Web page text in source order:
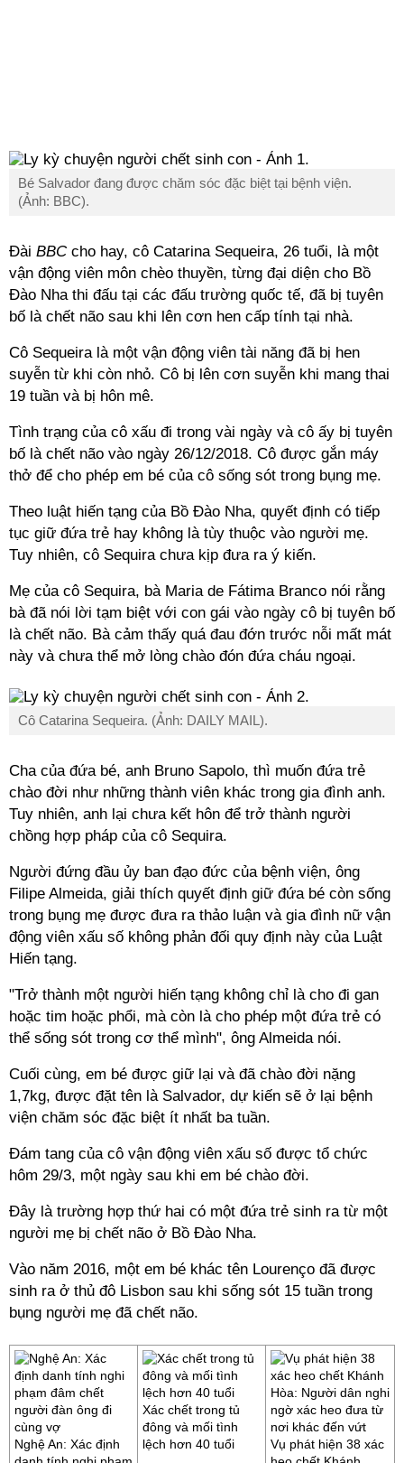
Bé Salvador đang được chăm sóc đặc biệt tại bệnh viện.
(Ảnh: BBC).
Đài BBCcho hay, cô Catarina Sequeira, 26 tuổi, là một
vận động viên môn chèo thuyền, từng đại diện cho Bồ
Đào Nha thi đấu tại các đấu trường quốc tế, đã bị tuyên
bố là chết não sau khi lên cơn hen cấp tính tại nhà.
Cô Sequeira là một vận động viên tài năng đã bị hen
suyễn từ khi còn nhỏ. Cô bị lên cơn suyễn khi mang thai
19 tuần và bị hôn mê.
Tình trạng của cô xấu đi trong vài ngày và cô ấy bị tuyên
bố là chết não vào ngày 26/12/2018. Cô được gắn máy
thở để cho phép em bé của cô sống sót trong bụng mẹ.
Theo luật hiến tạng của Bồ Đào Nha, quyết định có tiếp
tục giữ đứa trẻ hay không là tùy thuộc vào người mẹ.
Tuy nhiên, cô Sequira chưa kịp đưa ra ý kiến.
Mẹ của cô Sequira, bà Maria de Fátima Branco nói rằng
bà đã nói lời tạm biệt với con gái vào ngày cô bị tuyên bố
là chết não. Bà cảm thấy quá đau đớn trước nỗi mất mát
này và chưa thể mở lòng chào đón đứa cháu ngoại.
Cô Catarina Sequeira. (Ảnh: DAILY MAIL).
Cha của đứa bé, anh Bruno Sapolo, thì muốn đứa trẻ
chào đời như những thành viên khác trong gia đình anh.
Tuy nhiên, anh lại chưa kết hôn để trở thành người
chồng hợp pháp của cô Sequira.
Người đứng đầu ủy ban đạo đức của bệnh viện, ông
Filipe Almeida, giải thích quyết định giữ đứa bé còn sống
trong bụng mẹ được đưa ra thảo luận và gia đình nữ vận
động viên xấu số không phản đối quy định này của Luật
Hiến tạng.
"Trở thành một người hiến tạng không chỉ là cho đi gan
hoặc tim hoặc phổi, mà còn là cho phép một đứa trẻ có
thể sống sót trong cơ thể mình", ông Almeida nói.
Cuối cùng, em bé được giữ lại và đã chào đời nặng
1,7kg, được đặt tên là Salvador, dự kiến sẽ ở lại bệnh
viện chăm sóc đặc biệt ít nhất ba tuần.
Đám tang của cô vận động viên xấu số được tổ chức
hôm 29/3, một ngày sau khi em bé chào đời.
Đây là trường hợp thứ hai có một đứa trẻ sinh ra từ một
người mẹ bị chết não ở Bồ Đào Nha.
Vào năm 2016, một em bé khác tên Lourenço đã được
sinh ra ở thủ đô Lisbon sau khi sống sót 15 tuần trong
bụng người mẹ đã chết não.
Nghệ An: Xác định
Xác chết trong tủ
đông và mối tình
lệch hơn 40 tuổi
Vụ phát hiện 38 xác